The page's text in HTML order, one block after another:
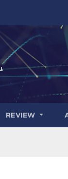
REVIEW